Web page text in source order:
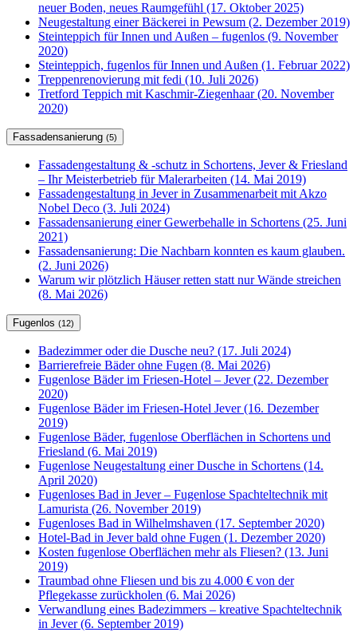
neuer Boden, neues Raumgefühl (17. Oktober 2025)
Neugestaltung einer Bäckerei in Pewsum (2. Dezember 2019)
Steinteppich für Innen und Außen – fugenlos (9. November
2020)
Steinteppich, fugenlos für Innen und Außen (1. Februar 2022)
Treppenrenovierung mit fedi (10. Juli 2026)
Tretford Teppich mit Kaschmir-Ziegenhaar (20. November
2020)
Fassadensanierung (5)
Fassadengestaltung & -schutz in Schortens, Jever & Friesland
– Ihr Meisterbetrieb für Malerarbeiten (14. Mai 2019)
Fassadengestaltung in Jever in Zusammenarbeit mit Akzo
Nobel Deco (3. Juli 2024)
Fassadensanierung einer Gewerbehalle in Schortens (25. Juni
2021)
Fassadensanierung: Die Nachbarn konnten es kaum glauben.
(2. Juni 2026)
Warum wir plötzlich Häuser retten statt nur Wände streichen
(8. Mai 2026)
Fugenlos (12)
Badezimmer oder die Dusche neu? (17. Juli 2024)
Barrierefreie Bäder ohne Fugen (8. Mai 2026)
Fugenlose Bäder im Friesen-Hotel – Jever (22. Dezember
2020)
Fugenlose Bäder im Friesen-Hotel Jever (16. Dezember
2019)
Fugenlose Bäder, fugenlose Oberflächen in Schortens und
Friesland (6. Mai 2019)
Fugenlose Neugestaltung einer Dusche in Schortens (14.
April 2020)
Fugenloses Bad in Jever – Fugenlose Spachteltechnik mit
Lamurista (26. November 2019)
Fugenloses Bad in Wilhelmshaven (17. September 2020)
Hotel-Bad in Jever bald ohne Fugen (1. Dezember 2020)
Kosten fugenlose Oberflächen mehr als Fliesen? (13. Juni
2019)
Traumbad ohne Fliesen und bis zu 4.000 € von der
Pflegekasse zurückholen (6. Mai 2026)
Verwandlung eines Badezimmers – kreative Spachteltechnik
in Jever (6. September 2019)